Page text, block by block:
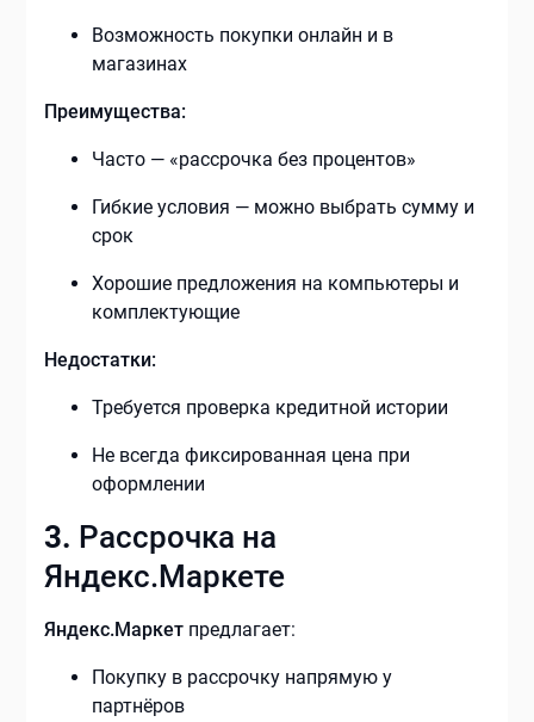
Возможность покупки онлайн и в
магазинах
Преимущества:
Часто — «рассрочка без процентов»
Гибкие условия — можно выбрать сумму и
срок
Хорошие предложения на компьютеры и
комплектующие
Недостатки:
Требуется проверка кредитной истории
Не всегда фиксированная цена при
оформлении
3. Рассрочка на
Яндекс.Маркете
Яндекс.Маркет предлагает:
Покупку в рассрочку напрямую у
партнёров